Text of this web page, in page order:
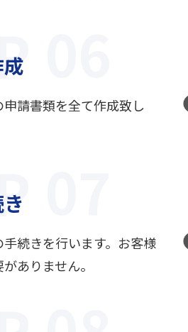
請書類を全て作成致し
続きを行います。お客様
ありません。